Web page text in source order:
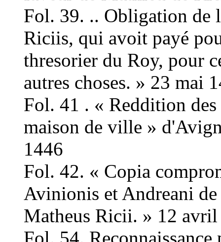
Fol. 39. .. Obligation de
Riciis, qui avoit payé
thresorier du Roy, pour
autres choses. » 23 mai
Fol. 41 . « Reddition
maison de ville »
1446
Fol. 42. « Copia
Avinionis et Andreani
Matheus Ricii. » 12
Fol. 54.